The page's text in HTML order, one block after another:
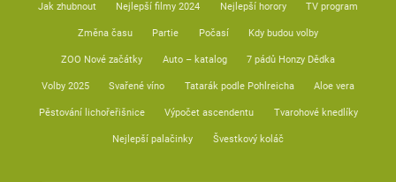
Jak zhubnout Nejlepší filmy 2024 Nejlepší horory TV program
Změna času Partie Počasí Kdy budou volby
ZOO Nové začátky Auto – katalog 7 pádů Honzy Dědka
Volby 2025 Svařené víno Tatarák podle Pohlreicha Aloe vera
Pěstování lichořeřišnice Výpočet ascendentu Tvarohové knedlíky
Nejlepší palačinky Švestkový koláč